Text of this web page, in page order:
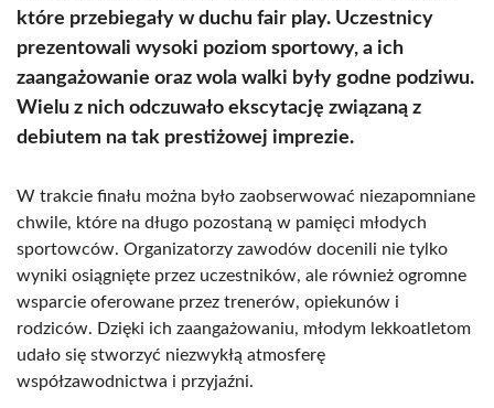
które przebiegały w duchu fair play. Uczestnicy
prezentowali wysoki poziom sportowy, a ich
zaangażowanie oraz wola walki były godne podziwu.
Wielu z nich odczuwało ekscytację związaną z
debiutem na tak prestiżowej imprezie.
W trakcie finału można było zaobserwować niezapomniane
chwile, które na długo pozostaną w pamięci młodych
sportowców. Organizatorzy zawodów docenili nie tylko
wyniki osiągnięte przez uczestników, ale również ogromne
wsparcie oferowane przez trenerów, opiekunów i
rodziców. Dzięki ich zaangażowaniu, młodym lekkoatletom
udało się stworzyć niezwykłą atmosferę
współzawodnictwa i przyjaźni.